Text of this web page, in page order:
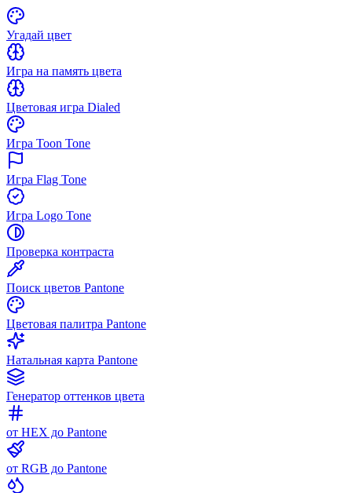
Угадай цвет
Игра на память цвета
Цветовая игра Dialed
Игра Toon Tone
Игра Flag Tone
Игра Logo Tone
Проверка контраста
Поиск цветов Pantone
Цветовая палитра Pantone
Натальная карта Pantone
Генератор оттенков цвета
от HEX до Pantone
от RGB до Pantone